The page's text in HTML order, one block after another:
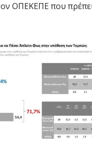
ΟΠΕΚΕΠΕ που